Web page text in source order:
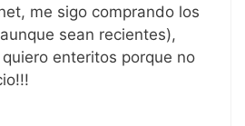
me sigo comprando los
sean recientes),
enteritos porque no